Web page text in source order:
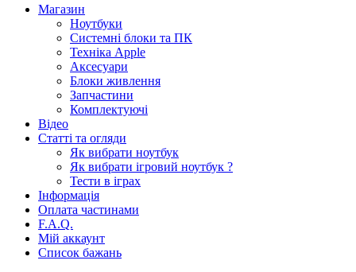
Магазин
Ноутбуки
Системні блоки та ПК
Техніка Apple
Аксесуари
Блоки живлення
Запчастини
Комплектуючі
Відео
Статті та огляди
Як вибрати ноутбук
Як вибрати ігровий ноутбук ?
Тести в іграх
Інформація
Оплата частинами
F.A.Q.
Мій аккаунт
Список бажань